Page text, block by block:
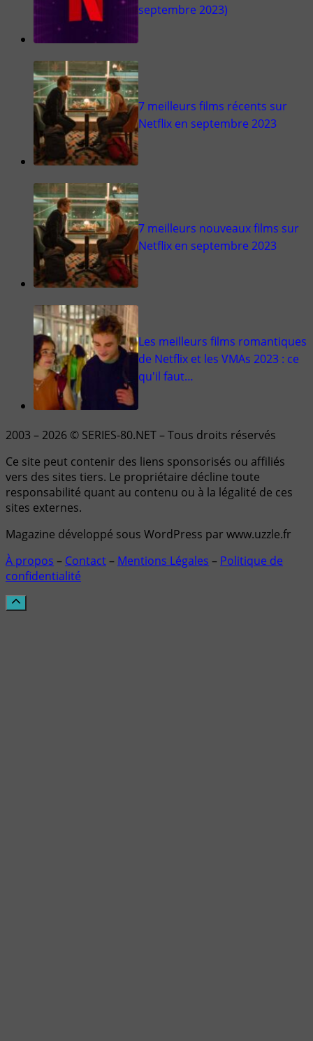
septembre 2023)
7 meilleurs films récents sur
Netflix en septembre 2023
7 meilleurs nouveaux films sur
Netflix en septembre 2023
Les meilleurs films romantiques
de Netflix et les VMAs 2023 : ce
qu'il faut…
2003 – 2026 © SERIES-80.NET – Tous droits réservés
Ce site peut contenir des liens sponsorisés ou affiliés
vers des sites tiers. Le propriétaire décline toute
responsabilité quant au contenu ou à la légalité de ces
sites externes.
Magazine développé sous WordPress par www.uzzle.fr
À propos – Contact– Mentions Légales – Politique de
confidentialité